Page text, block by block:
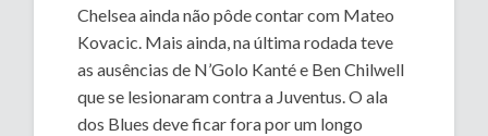
Chelsea ainda não pôde contar com Mateo
Kovacic. Mais ainda, na última rodada teve
as ausências de N’Golo Kanté e Ben Chilwell
que se lesionaram contra a Juventus. O ala
dos Blues deve ficar fora por um longo